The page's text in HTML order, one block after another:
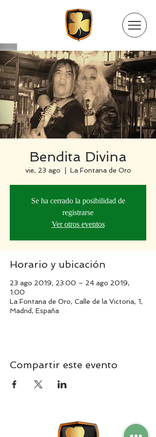
Bendita Divina
vie, 23 ago La Fontana de Oro
Se ha cerrado la posibilidad de
registrarse
Ver otros eventos
Horario y ubicación
23 ago 2019, 23:00 – 24 ago 2019,
1:00
La Fontana de Oro, Calle de la Victoria, 1,
Madrid, España
Compartir este evento